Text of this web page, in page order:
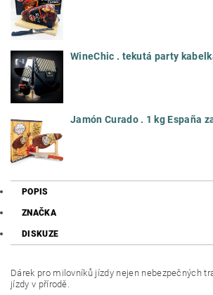
WineChic . tekutá party
Jamón Curado . 1 kg España
POPIS
ZNAČKA
DISKUZE
Dárek pro milovníků jízdy nejen nebezpečných
jízdy v přírodě.